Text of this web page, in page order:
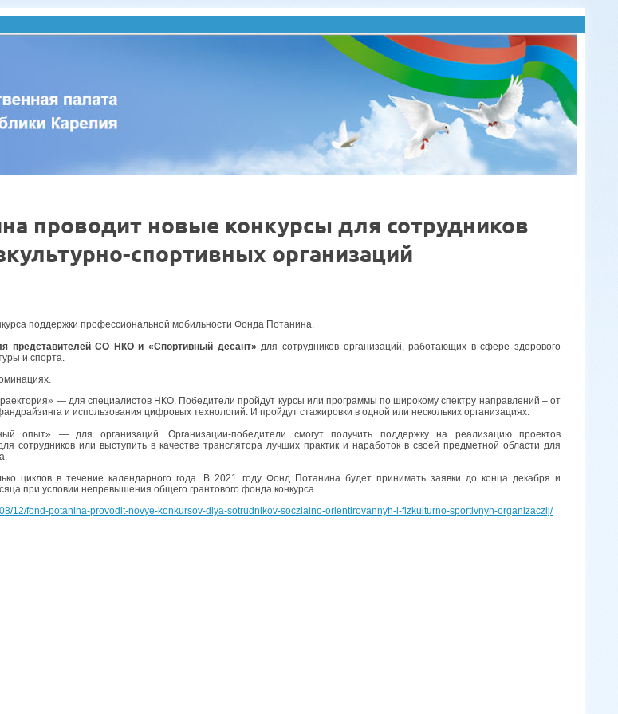
проводит новые конкурсы для сотрудников
спортивных организаций
поддержки профессиональной мобильности Фонда Потанина.
представителей СО НКО и «Спортивный десант» для сотрудников организаций, работающих в сфере здорового
и спорта.
— для специалистов НКО. Победители пройдут курсы или программы по широкому спектру направлений – от
и использования цифровых технологий. И пройдут стажировки в одной или нескольких организациях.
опыт» — для организаций. Организации-победители смогут получить поддержку на реализацию проектов
сотрудников или выступить в качестве транслятора лучших практик и наработок в своей предметной области для
циклов в течение календарного года. В 2021 году Фонд Потанина будет принимать заявки до конца декабря и
при условии непревышения общего грантового фонда конкурса.
12/fond-potanina-provodit-novye-konkursov-dlya-sotrudnikov-soczialno-orientirovannyh-i-fizkulturno-sportivnyh-organizaczij/